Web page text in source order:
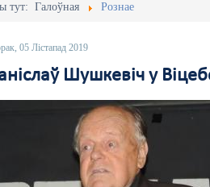
тут:Галоўная Рознае
05 Лістапад 2019
Шушкевіч у